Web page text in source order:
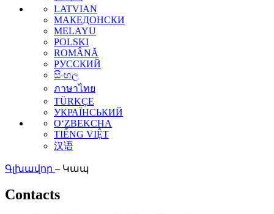
LATVIAN
МАКЕДОНСКИ
MELAYU
POLSKI
ROMÂNĂ
РУССКИЙ
සිංහල
ภาษาไทย
TÜRKÇE
УКРАЇНСЬКИЙ
O‘ZBEKCHA
TIẾNG VIỆT
汉语
Գլխավոր – Կապ
Contacts